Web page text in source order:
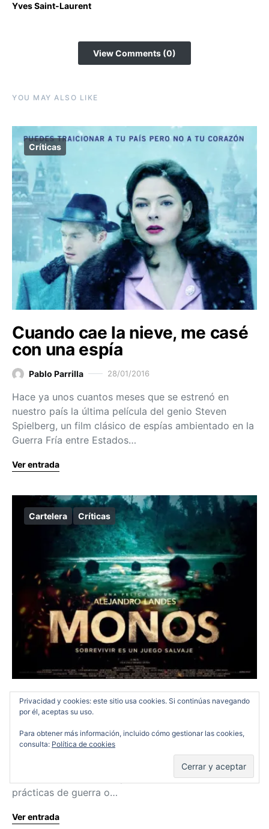
Yves Saint-Laurent
View Comments (0)
YOU MAY ALSO LIKE
Críticas
Cuando cae la nieve, me casé
con una espía
Pablo Parrilla 28/01/2016
Hace ya unos cuantos meses que se estrenó en
nuestro país la última película del genio Steven
Spielberg, un film clásico de espías ambientado en la
Guerra Fría entre Estados…
Ver entrada
Cartelera Críticas
Monos, jugando a la guerra.
Al poco de empezar Monos, cuando aún se mueve en
un estado casi onírico en el que no sabemos si
estamos viendo un campamento adolescente, unas
prácticas de guerra o…
Ver entrada
Privacidad y cookies: este sitio usa cookies. Si continúas navegando
por él, aceptas su uso.
Para obtener más información, incluido cómo gestionar las cookies,
consulta: Política de cookies